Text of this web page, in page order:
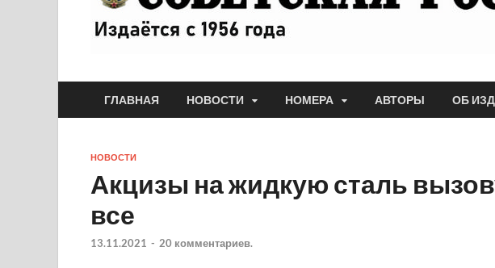
ГЛАВНАЯ НОВОСТИ НОМЕРА АВТОРЫ ОБ
НОВОСТИ
Акцизы на жидкую сталь
все
13.11.2021 - 20 комментариев.